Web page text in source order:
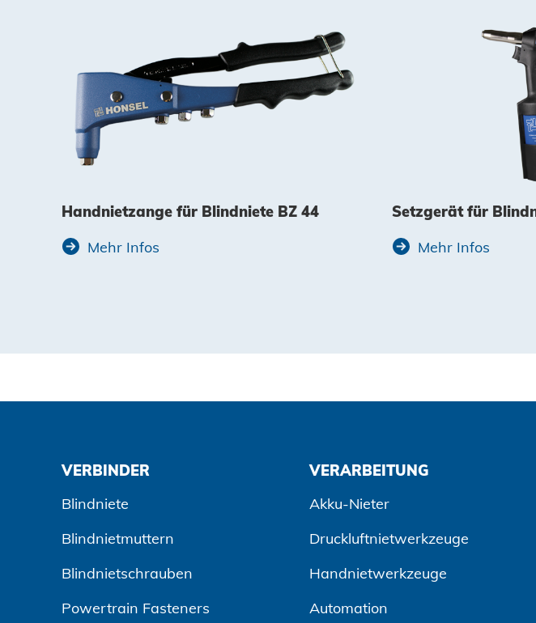
Handnietzange für Blindniete BZ 44
Mehr Infos
Setzgerät für
Mehr Infos
VERBINDER
Blindniete
Blindnietmuttern
Blindnietschrauben
Powertrain Fasteners
VERARBEITUNG
Akku-Nieter
Druckluftnietwerkzeuge
Handnietwerkzeuge
Automation